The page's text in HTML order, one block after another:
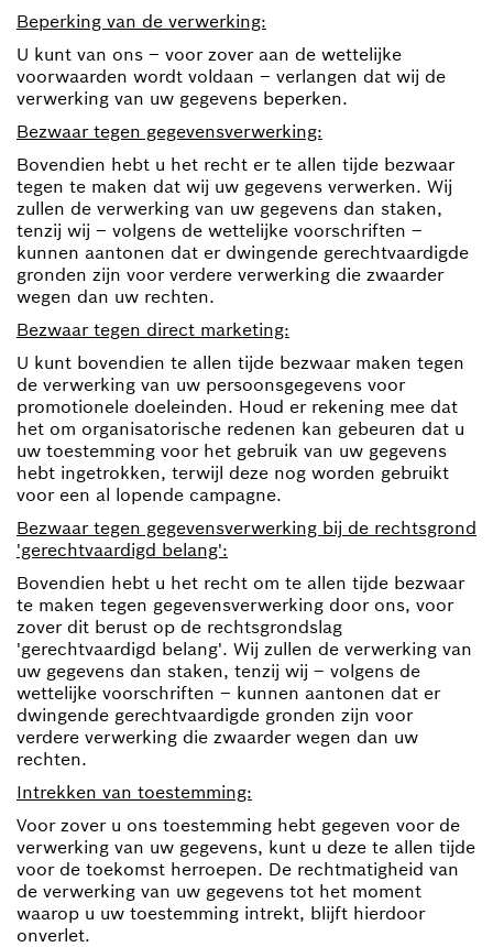
Beperking van de verwerking:
U kunt van ons – voor zover aan de wettelijke
voorwaarden wordt voldaan – verlangen dat wij de
verwerking van uw gegevens beperken.
Bezwaar tegen gegevensverwerking:
Bovendien hebt u het recht er te allen tijde bezwaar
tegen te maken dat wij uw gegevens verwerken. Wij
zullen de verwerking van uw gegevens dan staken,
tenzij wij – volgens de wettelijke voorschriften –
kunnen aantonen dat er dwingende gerechtvaardigde
gronden zijn voor verdere verwerking die zwaarder
wegen dan uw rechten.
Bezwaar tegen direct marketing:
U kunt bovendien te allen tijde bezwaar maken tegen
de verwerking van uw persoonsgegevens voor
promotionele doeleinden. Houd er rekening mee dat
het om organisatorische redenen kan gebeuren dat u
uw toestemming voor het gebruik van uw gegevens
hebt ingetrokken, terwijl deze nog worden gebruikt
voor een al lopende campagne.
Bezwaar tegen gegevensverwerking bij de rechtsgrond
'gerechtvaardigd belang':
Bovendien hebt u het recht om te allen tijde bezwaar
te maken tegen gegevensverwerking door ons, voor
zover dit berust op de rechtsgrondslag
'gerechtvaardigd belang'. Wij zullen de verwerking van
uw gegevens dan staken, tenzij wij – volgens de
wettelijke voorschriften – kunnen aantonen dat er
dwingende gerechtvaardigde gronden zijn voor
verdere verwerking die zwaarder wegen dan uw
rechten.
Intrekken van toestemming:
Voor zover u ons toestemming hebt gegeven voor de
verwerking van uw gegevens, kunt u deze te allen tijde
voor de toekomst herroepen. De rechtmatigheid van
de verwerking van uw gegevens tot het moment
waarop u uw toestemming intrekt, blijft hierdoor
onverlet.